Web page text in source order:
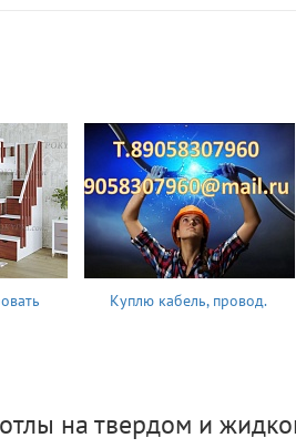
Куплю кабель, провод.
на твердом и